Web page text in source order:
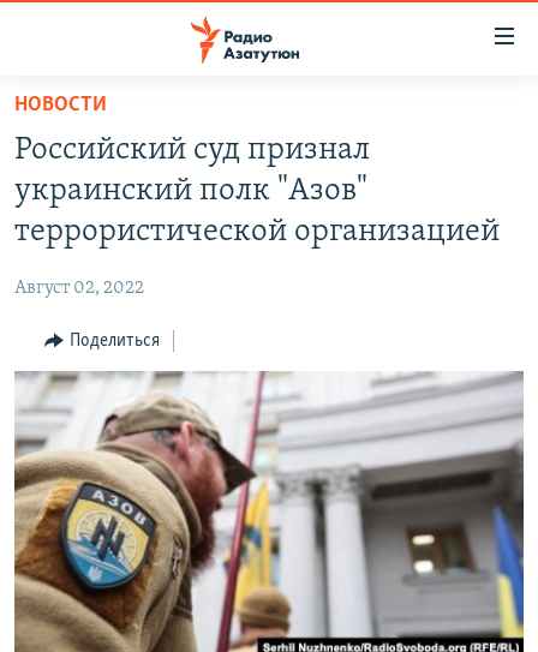
Перейти
основному
содержанию
Перейти
основной
навигации
Перейти
поиску
ПОЛИТИКА
ЭКОНОМИКА
РЕГИОН
НАГОРНЫЙ КАРАБАХ
КУЛЬТУРА
СПОРТ
АРХИВ
Հայերեն
English
НОВОСТИ
Российский суд признал
украинский полк "Азов"
террористической организацией
Август 02, 2022
Поделиться